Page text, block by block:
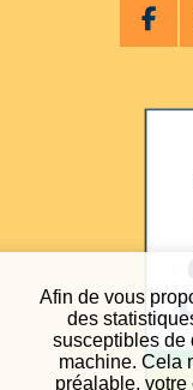
Afin de vous
des
susceptibles de
machine. Cela
préalable,